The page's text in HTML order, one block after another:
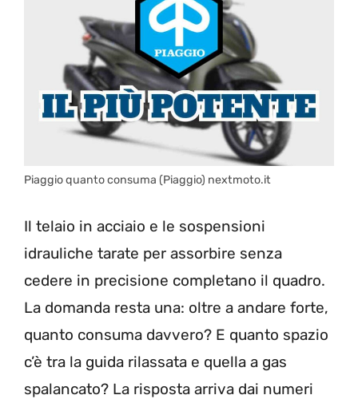
Piaggio quanto consuma (Piaggio) nextmoto.it
Il telaio in acciaio e le sospensioni
idrauliche tarate per assorbire senza
cedere in precisione completano il quadro.
La domanda resta una: oltre a andare forte,
quanto consuma davvero? E quanto spazio
c’è tra la guida rilassata e quella a gas
spalancato? La risposta arriva dai numeri